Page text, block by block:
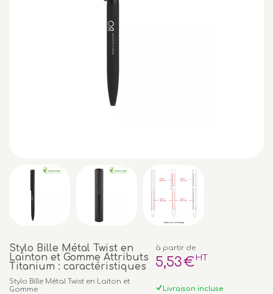
Stylo Bille Métal Twist en
Lainton et Gomme Attributs
Titanium : caractéristiques
Stylo Bille Métal Twist en Laiton et
Gomme
à partir de
5,53€ HT
Livraison incluse